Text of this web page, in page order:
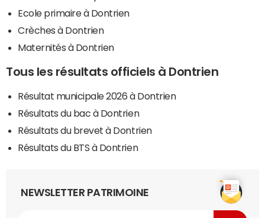
Ecole primaire à Dontrien
Crèches à Dontrien
Maternités à Dontrien
Tous les résultats officiels à Dontrien
Résultat municipale 2026 à Dontrien
Résultats du bac à Dontrien
Résultats du brevet à Dontrien
Résultats du BTS à Dontrien
NEWSLETTER PATRIMOINE